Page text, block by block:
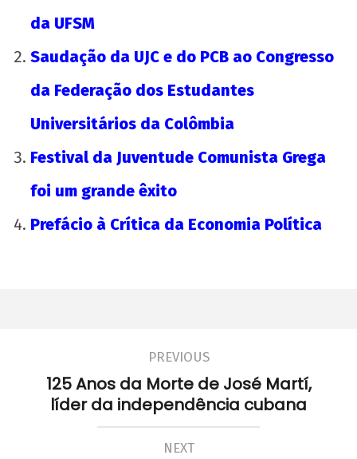
NOW VIEWING
Caderno de Apresentação e Organização da
UJC!
junho
2020
wp-
admin
A Munição da Direita Não é Travesti
8 de
da UFSM
Saudação da UJC e do PCB ao Congresso
da Federação dos Estudantes
Universitários da Colômbia
Festival da Juventude Comunista Grega
foi um grande êxito
Prefácio à Crítica da Economia Política
PREVIOUS
125 Anos da Morte de José Martí,
líder da independência cubana
NEXT